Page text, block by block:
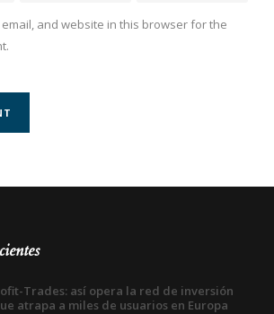
email, and website in this browser for the
Trades: así opera la red de inversión
atrapa a miles de usuarios en Europa